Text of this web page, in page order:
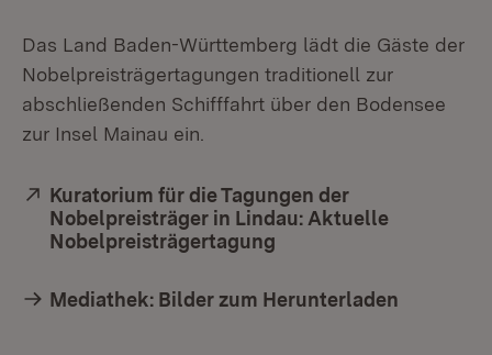
Das Land Baden-Württemberg lädt die Gäste der
Nobelpreisträgertagungen traditionell zur
abschließenden Schifffahrt über den Bodensee
zur Insel Mainau ein.
Extern:
Kuratorium für die Tagungen der
Nobelpreisträger in Lindau: Aktuelle
Nobelpreisträgertagung
Mediathek: Bilder zum Herunterladen